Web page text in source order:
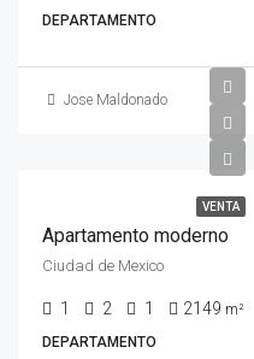
DEPARTAMENTO
Jose Maldonado
VENTA
Apartamento moderno
Ciudad de Mexico
1 2 1 2149 m²
DEPARTAMENTO